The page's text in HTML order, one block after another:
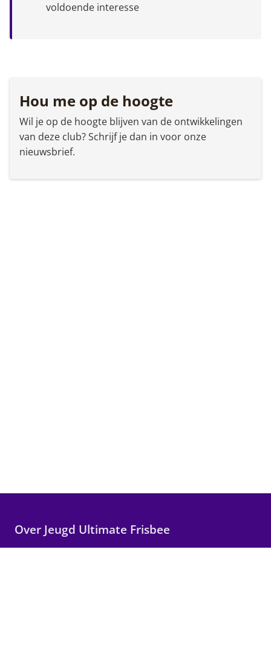
voldoende interesse
Hou me op de hoogte
Wil je op de hoogte blijven van de ontwikkelingen
van deze club? Schrijf je dan in voor onze
nieuwsbrief.
Over Jeugd Ultimate Frisbee